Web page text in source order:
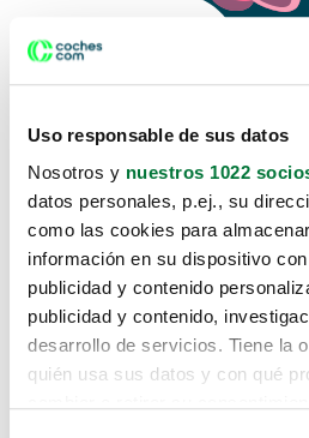
Uso responsable de sus datos
Nosotros y nuestros 1022
datos personales, p.ej., su
como las cookies para
información en su dispositivo
publicidad y contenido
publicidad y contenido,
desarrollo de servicios. Tiene la
quién usa sus datos y con qué
Lo sentimos, no
te hemos traido
Pero puedes encontrar el
buscando en alguno de estos